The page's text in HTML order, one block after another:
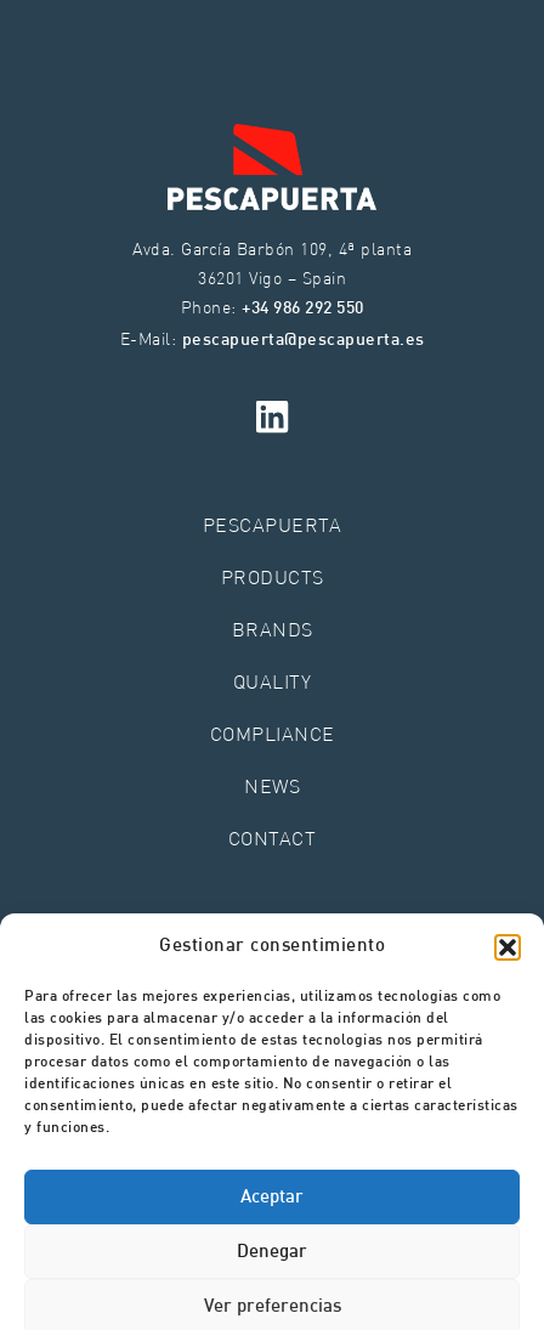
Gestionar consentimiento
Para ofrecer las mejores experiencias, utilizamos tecnologías como
las cookies para almacenar y/o acceder a la información del
dispositivo. El consentimiento de estas tecnologías nos permitirá
procesar datos como el comportamiento de navegación o las
identificaciones únicas en este sitio. No consentir o retirar el
consentimiento, puede afectar negativamente a ciertas características
y funciones.
Aceptar
Denegar
Ver preferencias
Avda. García Barbón 109, 4ª planta
36201 Vigo – Spain
Phone: +34 986 292 550
E-Mail: pescapuerta@pescapuerta.es
PESCAPUERTA
PRODUCTS
BRANDS
QUALITY
COMPLIANCE
NEWS
CONTACT
Cookies Policy
Complaints Channel